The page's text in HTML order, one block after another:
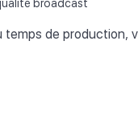
broadcast
temps de production,